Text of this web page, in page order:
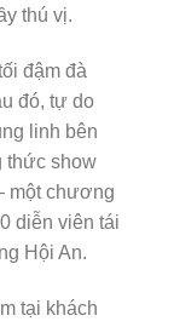
thú vị.
đậm đà
đó, tự do
linh bên
thức show
một chương
diễn viên tái
Hội An.
tại khách